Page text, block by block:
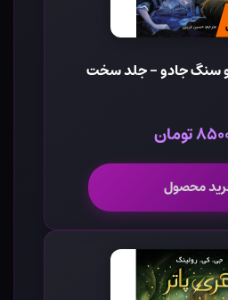
و سنگ جادو - جلد سخت
تومان
محصول